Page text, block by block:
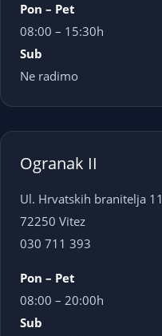
Pon – Pet
08:00 – 15:30h
Sub
Ne radimo
Ogranak II
Ul. Hrvatskih branitelja 11
72250 Vitez
030 711 393
Pon – Pet
08:00 – 20:00h
Sub